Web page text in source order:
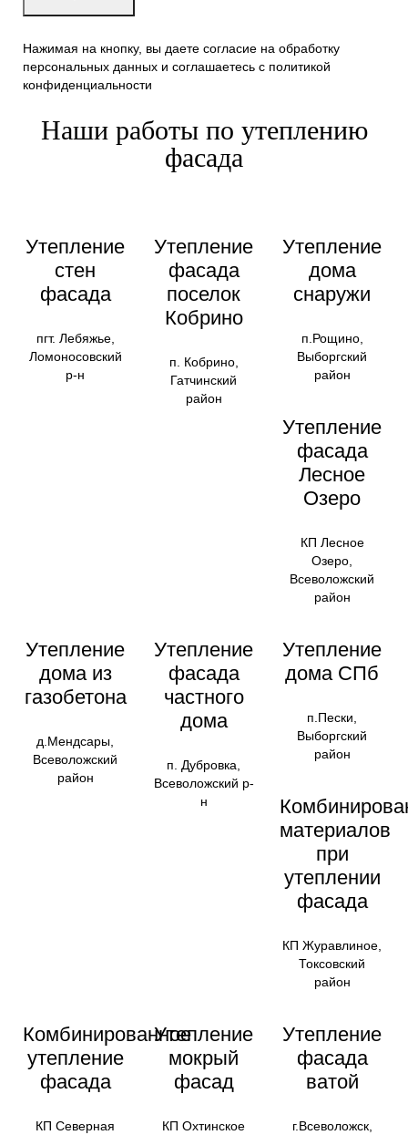
Нажимая на кнопку, вы даете согласие на обработку
персональных данных и соглашаетесь c политикой
конфиденциальности
Наши работы по утеплению
фасада
Утепление
стен
фасада
пгт. Лебяжье,
Ломоносовский
р-н
Утепление
фасада
поселок
Кобрино
п. Кобрино,
Гатчинский
район
Утепление
дома
снаружи
п.Рощино,
Выборгский
район
Утепление
фасада
Лесное
Озеро
КП Лесное
Озеро,
Всеволожский
район
Утепление
дома из
газобетона
д.Мендсары,
Всеволожский
район
Утепление
фасада
частного
дома
п. Дубровка,
Всеволожский р-
н
Утепление
дома СПб
п.Пески,
Выборгский
район
материалов
при
утеплении
фасада
КП Журавлиное,
Токсовский
район
Комбинированное
утепление
фасада
КП Северная
Утепление
мокрый
фасад
КП Охтинское
Утепление
фасада
ватой
г.Всеволожск,